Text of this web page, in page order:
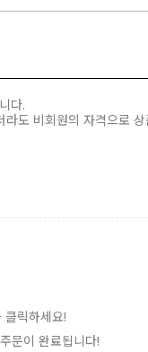
다.
도 비회원의 자격으로
릭하세요!
문이 완료됩니다!